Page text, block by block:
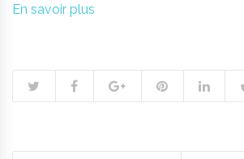
En savoir plus